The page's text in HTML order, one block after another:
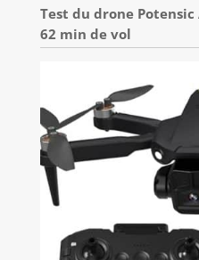
Test du drone Potensic
62 min de vol